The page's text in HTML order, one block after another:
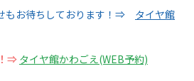
もお待ちしております！⇒
タイヤ館
⇒ タイヤ館かわごえ(WEB予約)